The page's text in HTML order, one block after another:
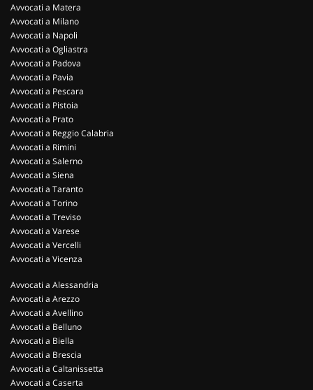
Avvocati a Matera
Avvocati a Milano
Avvocati a Napoli
Avvocati a Ogliastra
Avvocati a Padova
Avvocati a Pavia
Avvocati a Pescara
Avvocati a Pistoia
Avvocati a Prato
Avvocati a Reggio Calabria
Avvocati a Rimini
Avvocati a Salerno
Avvocati a Siena
Avvocati a Taranto
Avvocati a Torino
Avvocati a Treviso
Avvocati a Varese
Avvocati a Vercelli
Avvocati a Vicenza
Avvocati a Alessandria
Avvocati a Arezzo
Avvocati a Avellino
Avvocati a Belluno
Avvocati a Biella
Avvocati a Brescia
Avvocati a Caltanissetta
Avvocati a Caserta